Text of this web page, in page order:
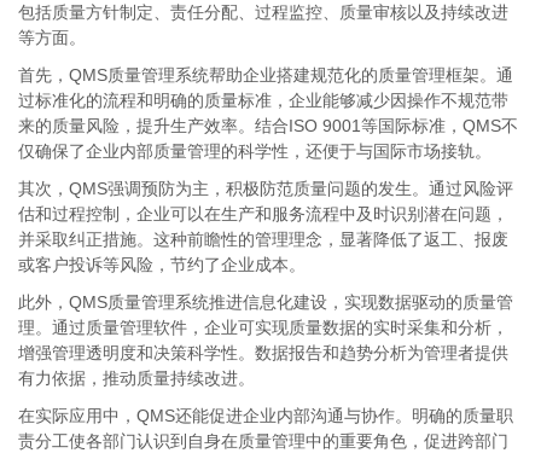
包括质量方针制定、责任分配、过程监控、质量审核以及持续改进
等方面。
首先，QMS质量管理系统帮助企业搭建规范化的质量管理框架。通
过标准化的流程和明确的质量标准，企业能够减少因操作不规范带
来的质量风险，提升生产效率。结合ISO 9001等国际标准，QMS不
仅确保了企业内部质量管理的科学性，还便于与国际市场接轨。
其次，QMS强调预防为主，积极防范质量问题的发生。通过风险评
估和过程控制，企业可以在生产和服务流程中及时识别潜在问题，
并采取纠正措施。这种前瞻性的管理理念，显著降低了返工、报废
或客户投诉等风险，节约了企业成本。
此外，QMS质量管理系统推进信息化建设，实现数据驱动的质量管
理。通过质量管理软件，企业可实现质量数据的实时采集和分析，
增强管理透明度和决策科学性。数据报告和趋势分析为管理者提供
有力依据，推动质量持续改进。
在实际应用中，QMS还能促进企业内部沟通与协作。明确的质量职
责分工使各部门认识到自身在质量管理中的重要角色，促进跨部门